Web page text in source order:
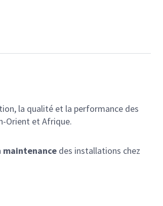
la qualité et la performance des
Orient et Afrique.
maintenance des installations chez